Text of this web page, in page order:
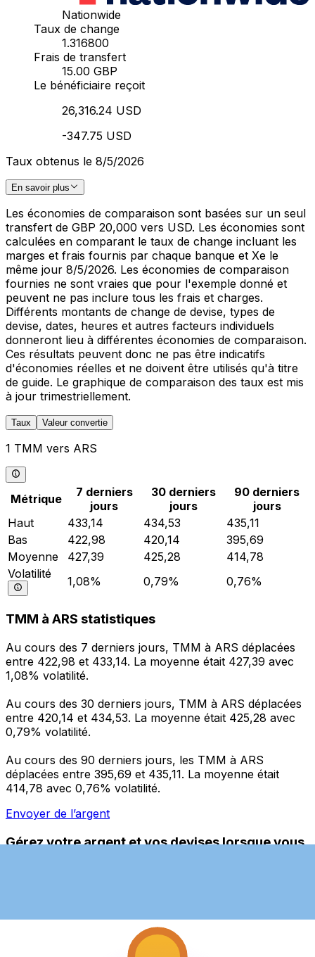
Nationwide
Taux de change
1.316800
Frais de transfert
15.00 GBP
Le bénéficiaire reçoit
26,316.24 USD
-347.75 USD
Taux obtenus le 8/5/2026
En savoir plus
Les économies de comparaison sont basées sur un seul
transfert de GBP 20,000 vers USD. Les économies sont
calculées en comparant le taux de change incluant les
marges et frais fournis par chaque banque et Xe le
même jour 8/5/2026. Les économies de comparaison
fournies ne sont vraies que pour l'exemple donné et
peuvent ne pas inclure tous les frais et charges.
Différents montants de change de devise, types de
devise, dates, heures et autres facteurs individuels
donneront lieu à différentes économies de comparaison.
Ces résultats peuvent donc ne pas être indicatifs
d'économies réelles et ne doivent être utilisés qu'à titre
de guide. Le graphique de comparaison des taux est mis
à jour trimestriellement.
Taux Valeur convertie
1 TMM vers ARS
Métrique
7 derniers
jours
30 derniers
jours
90 derniers
jours
Haut
433,14 434,53
435,11
Bas
422,98 420,14
395,69
Moyenne
427,39 425,28
414,78
Volatilité
1,08% 0,79% 0,76%
TMM à ARS statistiques
Au cours des 7 derniers jours, TMM à ARS déplacées
entre 422,98 et 433,14. La moyenne était 427,39 avec
1,08% volatilité.
Au cours des 30 derniers jours, TMM à ARS déplacées
entre 420,14 et 434,53. La moyenne était 425,28 avec
0,79% volatilité.
Au cours des 90 derniers jours, les TMM à ARS
déplacées entre 395,69 et 435,11. La moyenne était
414,78 avec 0,76% volatilité.
Envoyer de l’argent
Gérez votre argent et vos devises lorsque vous
programmez des alertes de taux et transférez de
l'argent à l'étranger sans frais cachés. Téléchargez